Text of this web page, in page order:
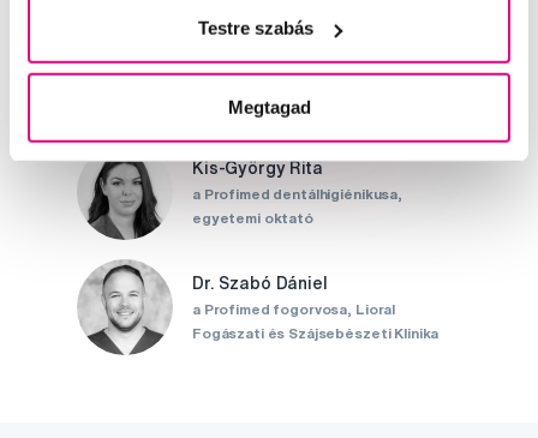
Testre szabás
Megtagad
Írjon szakértőinknek
Kis-György Rita
a Profimed dentálhigiénikusa,
egyetemi oktató
Dr. Szabó Dániel
a Profimed fogorvosa, Lioral
Fogászati és Szájsebészeti Klinika